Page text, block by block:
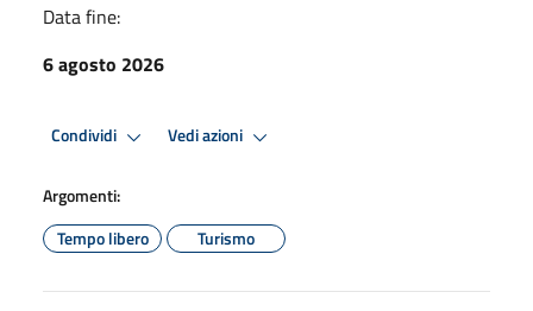
Data fine:
6 agosto 2026
Condividi Vedi azioni
Argomenti:
Tempo libero
Turismo